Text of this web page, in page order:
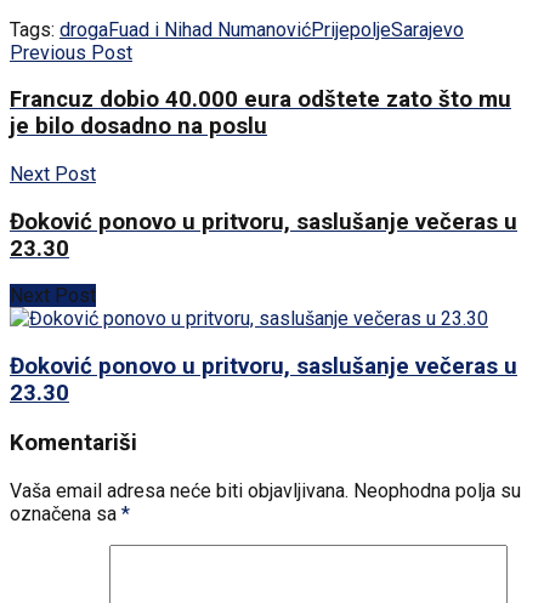
Tags: drogaFuad i Nihad NumanovićPrijepoljeSarajevo
Previous Post
Francuz dobio 40.000 eura odštete zato što mu
je bilo dosadno na poslu
Next Post
Đoković ponovo u pritvoru, saslušanje večeras u
23.30
Next Post
Đoković ponovo u pritvoru, saslušanje večeras u
23.30
Komentariši
Vaša email adresa neće biti objavljivana. Neophodna polja su
označena sa *